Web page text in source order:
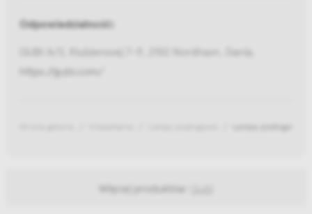
Odpowiedzialność:
GUBI A/S, Klubiensvej 7-9, 2150 Nordhavn, Dania,
https://gubi.com/
Lampa podłogowa
Więcej produktów: